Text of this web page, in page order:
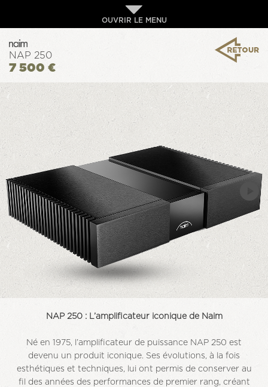
OUVRIR LE MENU
NAP 250
7 500 €
NAP 250 : L’amplificateur iconique de Naim
Né en 1975, l’amplificateur de puissance NAP 250 est
devenu un produit iconique. Ses évolutions, à la fois
esthétiques et techniques, lui ont permis de conserver au
fil des années des performances de premier rang, créant